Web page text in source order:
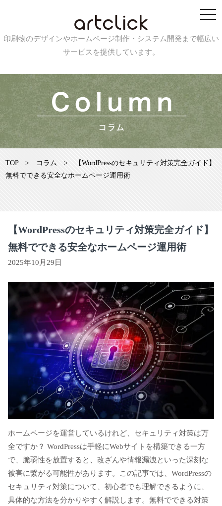
印刷物のデザインやホームページ制作・システム開発まで幅広い
サービスを提供しています。
TOP > コラム >
【WordPressのセキュリティ対策完全ガイド】
無料でできる安全なホームページ運用術
【WordPressのセキュリティ対策完全ガイド】
無料でできる安全なホームページ運用術
2025年10月29日
ホームページを運営しているけれど、セキュリティ対策は万
全ですか？ WordPressは手軽にWebサイトを構築できる一方
で、脆弱性を放置すると、改ざんや情報漏洩といった深刻な
被害に繋がる可能性があります。この記事では、WordPressの
セキュリティ対策について、初心者でも理解できるように、
具体的な方法を分かりやすく解説します。無料でできる対策